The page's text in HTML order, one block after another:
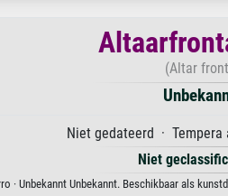
(Altar
Niet gedateerd ·
Niet
· Unbekannt Unbekannt. Beschikbaar als